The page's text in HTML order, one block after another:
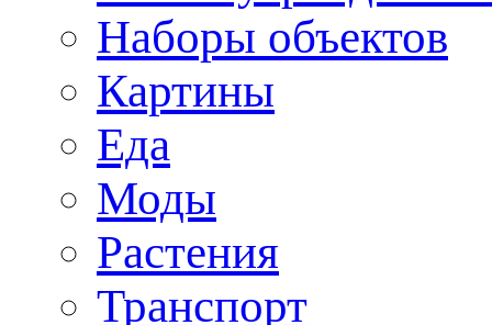
Наборы объектов
Картины
Еда
Моды
Растения
Транспорт